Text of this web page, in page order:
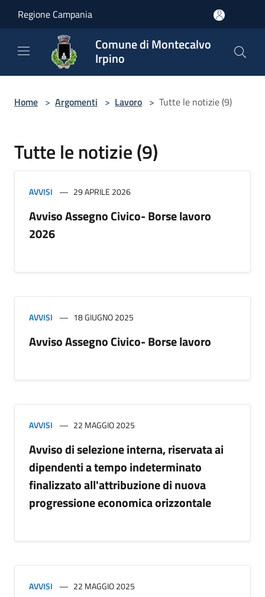
Regione Campania
Comune di Montecalvo
Irpino
Home > Argomenti > Lavoro > Tutte le notizie (9)
Tutte le notizie (9)
AVVISI 29 APRILE 2026
Avviso Assegno Civico- Borse lavoro
2026
AVVISI 18 GIUGNO 2025
Avviso Assegno Civico- Borse lavoro
AVVISI 22 MAGGIO 2025
Avviso di selezione interna, riservata ai
dipendenti a tempo indeterminato
finalizzato all'attribuzione di nuova
progressione economica orizzontale
AVVISI 22 MAGGIO 2025